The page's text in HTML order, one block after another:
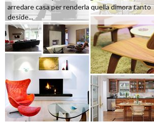
arredare casa per renderla quella dimora tanto
deside...